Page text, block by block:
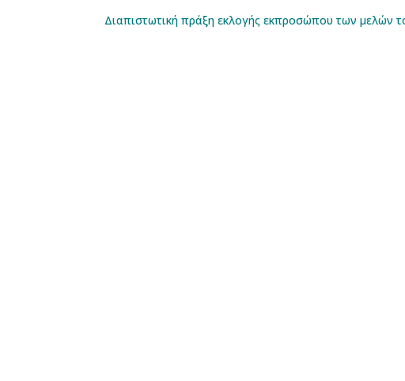
Διαπιστωτική πράξη εκλογής εκπροσώπου των μελών